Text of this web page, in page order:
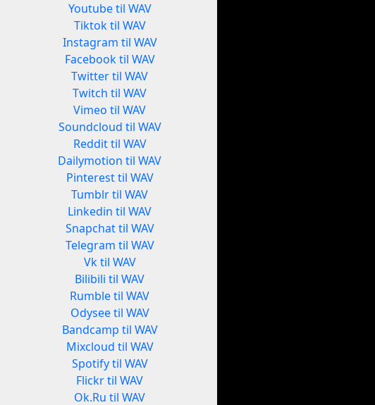
Youtube til WAV
Tiktok til WAV
Instagram til WAV
Facebook til WAV
Twitter til WAV
Twitch til WAV
Vimeo til WAV
Soundcloud til WAV
Reddit til WAV
Dailymotion til WAV
Pinterest til WAV
Tumblr til WAV
Linkedin til WAV
Snapchat til WAV
Telegram til WAV
Vk til WAV
Bilibili til WAV
Rumble til WAV
Odysee til WAV
Bandcamp til WAV
Mixcloud til WAV
Spotify til WAV
Flickr til WAV
Ok.Ru til WAV